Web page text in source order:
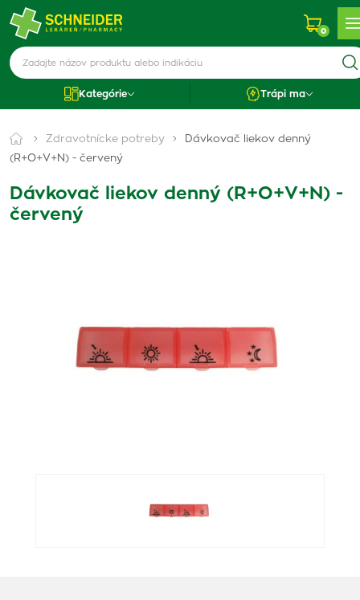
0
Kategórie Trápi ma
Zdravotnícke potreby
Dávkovač liekov denný
(R+O+V+N) - červený
Dávkovač liekov denný (R+O+V+N) -
červený